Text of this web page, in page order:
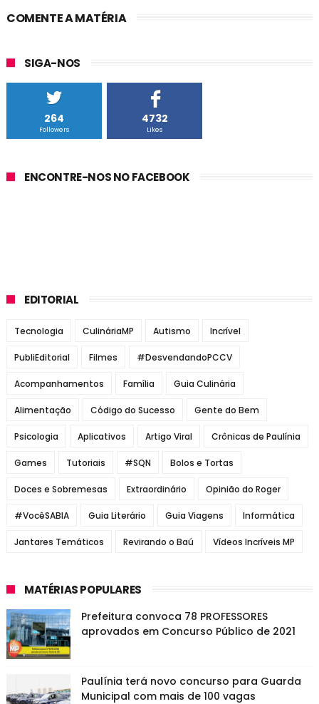
COMENTE A MATÉRIA
SIGA-NOS
264
Followers
4732
Likes
ENCONTRE-NOS NO FACEBOOK
EDITORIAL
Tecnologia CulináriaMP Autismo Incrível
PubliEditorial Filmes #DesvendandoPCCV
Acompanhamentos Família Guia Culinária
Alimentação Código do Sucesso Gente do Bem
Psicologia Aplicativos Artigo Viral Crônicas de Paulínia
Games Tutoriais #SQN Bolos e Tortas
Doces e Sobremesas Extraordinário Opinião do Roger
#VocêSABIA Guia Literário Guia Viagens Informática
Jantares Temáticos Revirando o Baú Vídeos Incríveis MP
MATÉRIAS POPULARES
Prefeitura convoca 78 PROFESSORES
aprovados em Concurso Público de 2021
Paulínia terá novo concurso para Guarda
Municipal com mais de 100 vagas